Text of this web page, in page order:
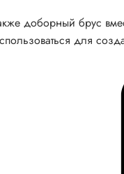
доборный брус
для